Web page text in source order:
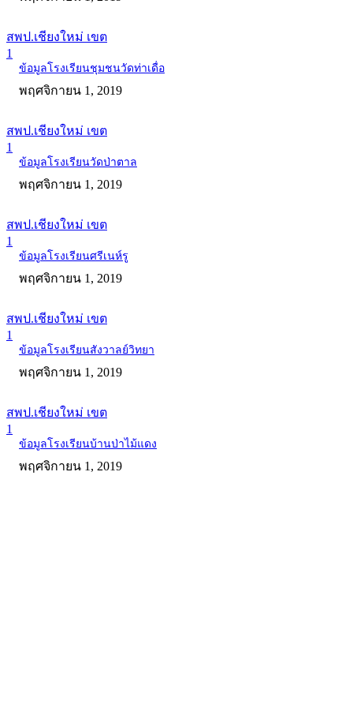
สพป.เชียงใหม่ เขต
1
ข้อมูลโรงเรียนชุมชนวัดท่าเดื่อ
พฤศจิกายน 1, 2019
สพป.เชียงใหม่ เขต
1
ข้อมูลโรงเรียนวัดป่าตาล
พฤศจิกายน 1, 2019
สพป.เชียงใหม่ เขต
1
ข้อมูลโรงเรียนศรีเนห์รู
พฤศจิกายน 1, 2019
สพป.เชียงใหม่ เขต
1
ข้อมูลโรงเรียนสังวาลย์วิทยา
พฤศจิกายน 1, 2019
สพป.เชียงใหม่ เขต
1
ข้อมูลโรงเรียนบ้านป่าไม้แดง
พฤศจิกายน 1, 2019